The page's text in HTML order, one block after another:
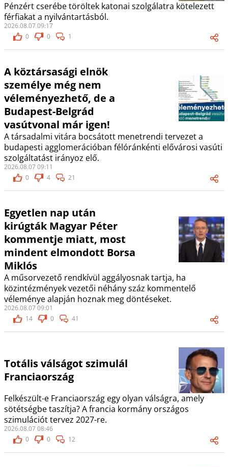
Pénzért cserébe töröltek katonai szolgálatra kötelezett
férfiakat a nyilvántartásból.
2026.08.07 09:17
0
0 1
A köztársasági elnök
személye még nem
véleményezhető, de a
Budapest-Belgrád
vasútvonal már igen!
A társadalmi vitára bocsátott menetrendi tervezet a
budapesti agglomerációban félóránkénti elővárosi vasúti
szolgáltatást irányoz elő.
2026.08.07 09:11
0
4 21
Egyetlen nap után
kirúgták Magyar Péter
kommentje miatt, most
mindent elmondott Borsa
Miklós
A műsorvezető rendkívül aggályosnak tartja, ha
közintézmények vezetői néhány száz kommentelő
véleménye alapján hoznak meg döntéseket.
2026.08.07 09:01
14
0 41
Totális válságot szimulál
Franciaország
Felkészült-e Franciaország egy olyan válságra, amely
sötétségbe taszítja? A francia kormány országos
szimulációt tervez 2027-re.
2026.08.07 08:46
0
0 12